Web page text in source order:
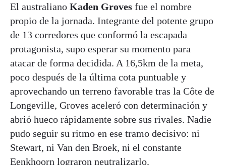
El australiano Kaden Groves fue el nombre
propio de la jornada. Integrante del potente grupo
de 13 corredores que conformó la escapada
protagonista, supo esperar su momento para
atacar de forma decidida. A 16,5km de la meta,
poco después de la última cota puntuable y
aprovechando un terreno favorable tras la Côte de
Longeville, Groves aceleró con determinación y
abrió hueco rápidamente sobre sus rivales. Nadie
pudo seguir su ritmo en ese tramo decisivo: ni
Stewart, ni Van den Broek, ni el constante
Eenkhoorn lograron neutralizarlo.